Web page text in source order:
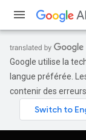
Google utilise la
langue préférée.
contenir des erreurs.